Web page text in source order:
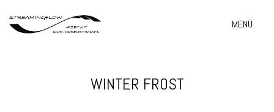
MENÜ
WINTER FROST